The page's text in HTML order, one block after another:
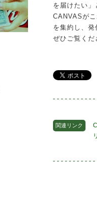
を届けたい
CANVASが
を集約し、
ぜひご覧くだ
関連リンク